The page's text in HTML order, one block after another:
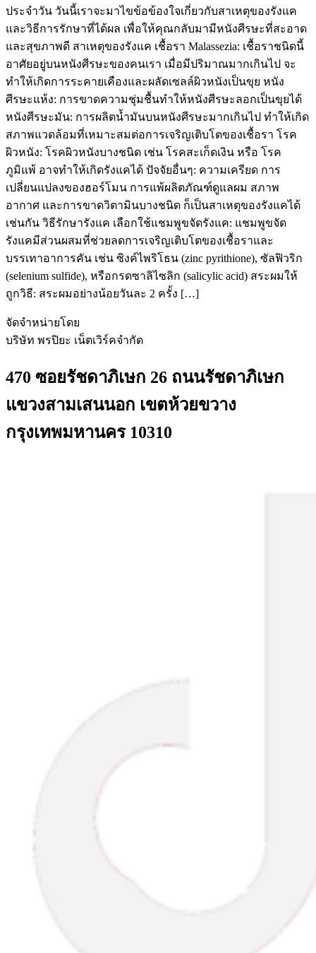
ประจำวัน วันนี้เราจะมาไขข้อข้องใจเกี่ยวกับสาเหตุของรังแค
และวิธีการรักษาที่ได้ผล เพื่อให้คุณกลับมามีหนังศีรษะที่สะอาด
และสุขภาพดี สาเหตุของรังแค เชื้อรา Malassezia: เชื้อราชนิดนี้
อาศัยอยู่บนหนังศีรษะของคนเรา เมื่อมีปริมาณมากเกินไป จะ
ทำให้เกิดการระคายเคืองและผลัดเซลล์ผิวหนังเป็นขุย หนัง
ศีรษะแห้ง: การขาดความชุ่มชื้นทำให้หนังศีรษะลอกเป็นขุยได้
หนังศีรษะมัน: การผลิตน้ำมันบนหนังศีรษะมากเกินไป ทำให้เกิด
สภาพแวดล้อมที่เหมาะสมต่อการเจริญเติบโตของเชื้อรา โรค
ผิวหนัง: โรคผิวหนังบางชนิด เช่น โรคสะเก็ดเงิน หรือ โรค
ภูมิแพ้ อาจทำให้เกิดรังแคได้ ปัจจัยอื่นๆ: ความเครียด การ
เปลี่ยนแปลงของฮอร์โมน การแพ้ผลิตภัณฑ์ดูแลผม สภาพ
อากาศ และการขาดวิตามินบางชนิด ก็เป็นสาเหตุของรังแคได้
เช่นกัน วิธีรักษารังแค เลือกใช้แชมพูขจัดรังแค: แชมพูขจัด
รังแคมีส่วนผสมที่ช่วยลดการเจริญเติบโตของเชื้อราและ
บรรเทาอาการคัน เช่น ซิงค์ไพริโธน (zinc pyrithione), ซัลฟิวริก
(selenium sulfide), หรือกรดซาลิไซลิก (salicylic acid) สระผมให้
ถูกวิธี: สระผมอย่างน้อยวันละ 2 ครั้ง […]
จัดจำหน่ายโดย
บริษัท พรปิยะ เน็ตเวิร์คจำกัด
470 ซอยรัชดาภิเษก 26 ถนนรัชดาภิเษก
แขวงสามเสนนอก เขตห้วยขวาง
กรุงเทพมหานคร 10310